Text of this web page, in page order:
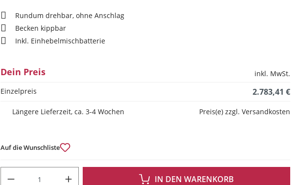
Rundum drehbar, ohne Anschlag
Becken kippbar
Inkl. Einhebelmischbatterie
Dein Preis
inkl. MwSt.
Einzelpreis
2.783,41 €
Längere Lieferzeit, ca. 3-4 Wochen Preis(e) zzgl. Versandkosten
Auf die Wunschliste
IN DEN WARENKORB